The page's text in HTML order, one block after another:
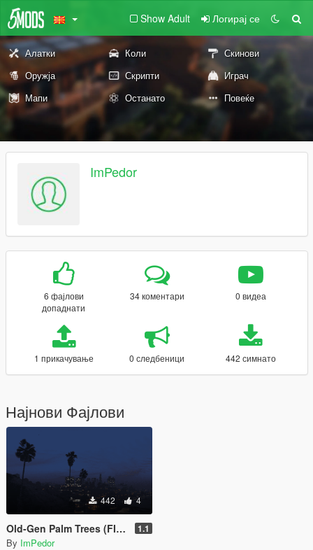
Show Adult Логирај се
Алатки Коли
Скинови
Оружја
Скрипти
Играч
Мапи
Останато Повеќе
ImPedor
6 фајлови
допаднати
34 коментари 0 видеа
1 прикачување 0 следбеници 442 симнато
Најнови Фајлови
442 4
Old-Gen Palm Trees (FIXED) 1.1
By ImPedor